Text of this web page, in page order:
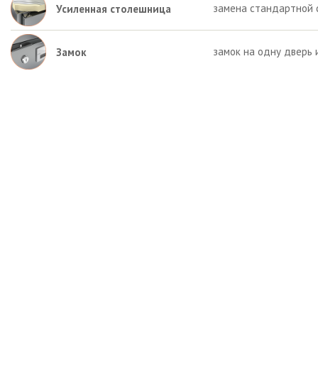
Усиленная столешница замена стандартной
Замок замок на одну дверь